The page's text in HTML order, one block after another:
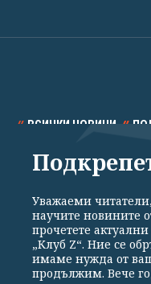
ВСИЧКИ НОВИНИ
СПОРТ КУЛТУРА
Уважаеми
научите новините
прочетете
„Клуб Z“. Ние се
имаме нужда от
продължим. Вече